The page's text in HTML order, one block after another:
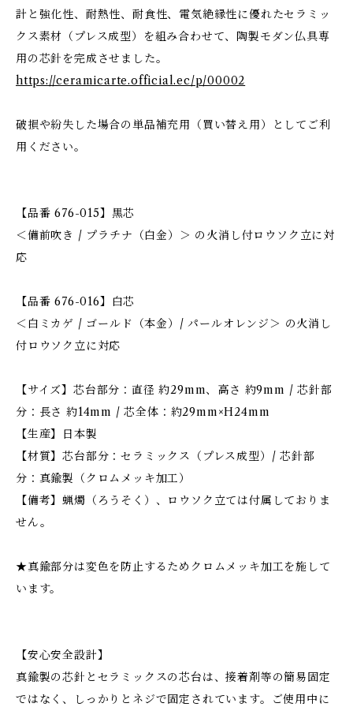
計と強化性、耐熱性、耐食性、電気絶縁性に優れたセラミッ
クス素材（プレス成型）を組み合わせて、陶製モダン仏具専
用の芯針を完成させました。
https://ceramicarte.official.ec/p/00002
破損や紛失した場合の単品補充用（買い替え用）としてご利
用ください。
【品番 676-015】黒芯
＜備前吹き / プラチナ（白金）＞ の火消し付ロウソク立に対
応
【品番 676-016】白芯
＜白ミカゲ / ゴールド（本金）/ パールオレンジ＞ の火消し
付ロウソク立に対応
【サイズ】芯台部分：直径 約29mm、高さ 約9mm / 芯針部
分：長さ 約14mm / 芯全体：約29mm×H24mm
【生産】日本製
【材質】芯台部分：セラミックス（プレス成型）/ 芯針部
分：真鍮製（クロムメッキ加工）
【備考】蝋燭（ろうそく）、ロウソク立ては付属しておりま
せん。
★真鍮部分は変色を防止するためクロムメッキ加工を施して
います。
【安心安全設計】
真鍮製の芯針とセラミックスの芯台は、接着剤等の簡易固定
ではなく、しっかりとネジで固定されています。ご使用中に